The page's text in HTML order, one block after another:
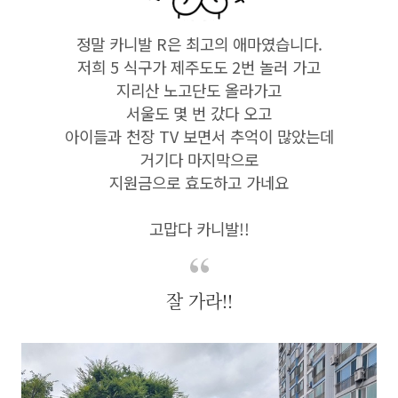
정말 카니발 R은 최고의 애마였습니다.
저희 5 식구가 제주도도 2번 놀러 가고
지리산 노고단도 올라가고
서울도 몇 번 갔다 오고
아이들과 천장 TV 보면서 추억이 많았는데
거기다 마지막으로
지원금으로 효도하고 가네요
고맙다 카니발!!
잘 가라!!